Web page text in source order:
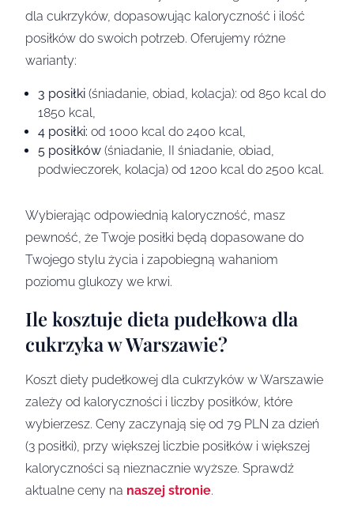
dla cukrzyków, dopasowując kaloryczność i ilość
posiłków do swoich potrzeb. Oferujemy różne
warianty:
3 posiłki (śniadanie, obiad, kolacja): od 850 kcal do
1850 kcal,
4 posiłki: od 1000 kcal do 2400 kcal,
5 posiłków (śniadanie, II śniadanie, obiad,
podwieczorek, kolacja) od 1200 kcal do 2500 kcal.
Wybierając odpowiednią kaloryczność, masz
pewność, że Twoje posiłki będą dopasowane do
Twojego stylu życia i zapobiegną wahaniom
poziomu glukozy we krwi.
Ile kosztuje dieta pudełkowa dla
cukrzyka w Warszawie?
Koszt diety pudełkowej dla cukrzyków w Warszawie
zależy od kaloryczności i liczby posiłków, które
wybierzesz. Ceny zaczynają się od 79 PLN za dzień
(3 posiłki), przy większej liczbie posiłków i większej
kaloryczności są nieznacznie wyższe. Sprawdź
aktualne ceny na naszej stronie.